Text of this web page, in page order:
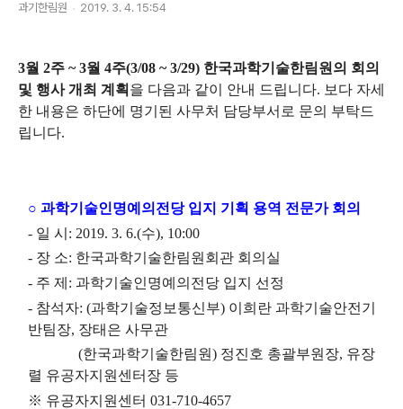
과기한림원 2019. 3. 4. 15:54
3월 2주 ~ 3월 4주(3/08 ~ 3/29) 한국과학기술한림원의 회의
및 행사 개최 계획 을 다음과 같이 안내 드립니다. 보다 자세
한 내용은 하단에 명기된 사무처 담당부서로 문의 부탁드
립니다.
○ 과학기술인명예의전당 입지 기획 용역 전문가 회의
- 일 시: 2019. 3. 6.(수), 10:00
- 장 소: 한국과학기술한림원회관 회의실
- 주 제: 과학기술인명예의전당 입지 선정
- 참석자: (과학기술정보통신부) 이희란 과학기술안전기
반팀장, 장태은 사무관
(한국과학기술한림원) 정진호 총괄부원장, 유장
렬 유공자지원센터장 등
※ 유공자지원센터 031-710-4657